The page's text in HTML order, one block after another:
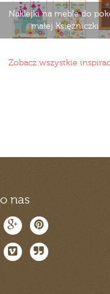
Naklejki na meble do
małej Księżniczki
Zobacz wszystkie
nas